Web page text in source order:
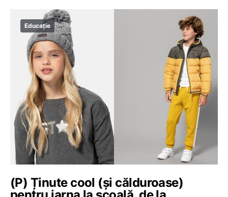
Educație
(P) Ținute cool (și călduroase)